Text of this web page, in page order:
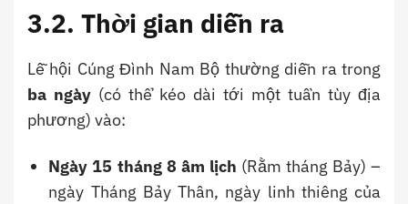
3.2. Thời gian diễn ra
Lễ hội Cúng Đình Nam Bộ thường diễn ra trong
ba ngày (có thể kéo dài tới một tuần tùy địa
phương) vào:
Ngày 15 tháng 8 âm lịch (Rằm tháng Bảy) –
ngày Tháng Bảy Thân, ngày linh thiêng của